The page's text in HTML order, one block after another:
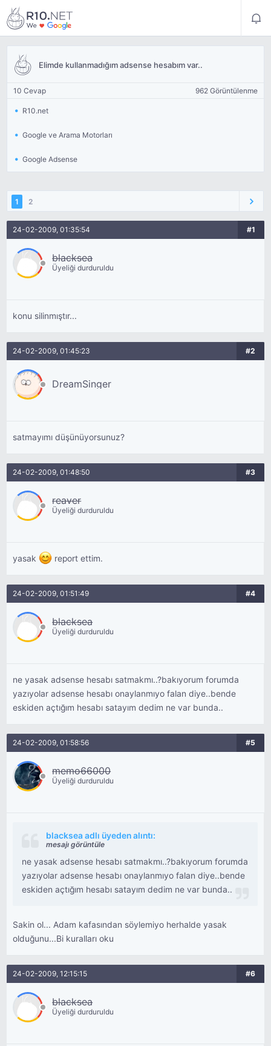
Elimde kullanmadığım adsense hesabım var..
10 Cevap 962 Görüntülenme
R10.net
Google ve Arama Motorları
Google Adsense
1 2
24-02-2009, 01:35:54 #1
blacksea
Üyeliği durduruldu
konu silinmıştır...
24-02-2009, 01:45:23 #2
DreamSinger
satmayımı düşünüyorsunuz?
24-02-2009, 01:48:50 #3
reaver
Üyeliği durduruldu
yasak report ettim.
24-02-2009, 01:51:49 #4
blacksea
Üyeliği durduruldu
ne yasak adsense hesabı satmakmı..?bakıyorum forumda
yazıyolar adsense hesabı onaylanmıyo falan diye..bende
eskiden açtığım hesabı satayım dedim ne var bunda..
24-02-2009, 01:58:56 #5
memo66000
Üyeliği durduruldu
blacksea adlı üyeden alıntı:
mesajı görüntüle
ne yasak adsense hesabı satmakmı..?bakıyorum forumda
yazıyolar adsense hesabı onaylanmıyo falan diye..bende
eskiden açtığım hesabı satayım dedim ne var bunda..
Sakin ol... Adam kafasından söylemiyo herhalde yasak
olduğunu...Bi kuralları oku
24-02-2009, 12:15:15 #6
blacksea
Üyeliği durduruldu